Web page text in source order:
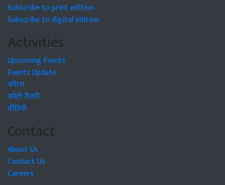
Subscribe to print edition
Subscribe to digital edition
Activities
Upcoming Events
Events Update
फोरम
फोटो गैलरी
वीडियो
Contact
About Us
Contact Us
Careers